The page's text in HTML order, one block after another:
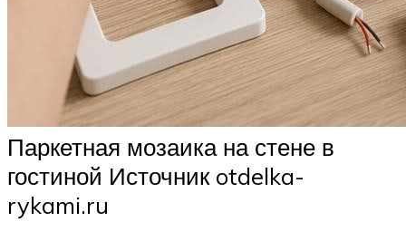
Паркетная мозаика на стене в
гостиной Источник otdelka-
rykami.ru